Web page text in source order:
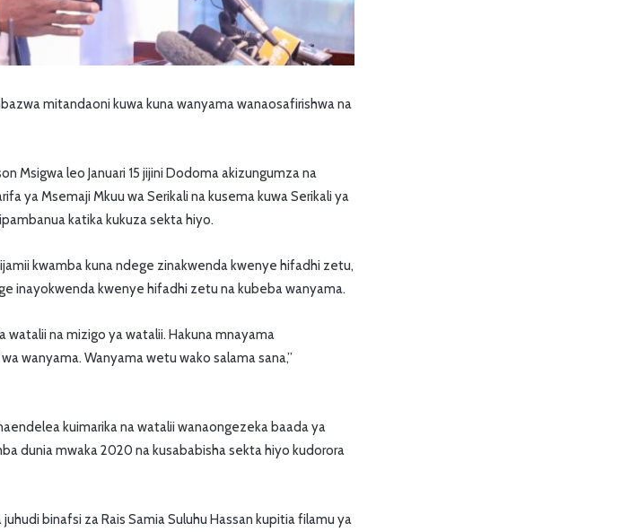
mitandaoni kuwa kuna wanyama wanaosafirishwa na
Msigwa leo Januari 15 jijini Dodoma akizungumza na
ya Msemaji Mkuu wa Serikali na kusema kuwa Serikali ya
katika kukuza sekta hiyo.
kwamba kuna ndege zinakwenda kwenye hifadhi zetu,
inayokwenda kwenye hifadhi zetu na kubeba wanyama.
na mizigo ya watalii. Hakuna mnayama
wanyama. Wanyama wetu wako salama sana,”
kuimarika na watalii wanaongezeka baada ya
dunia mwaka 2020 na kusababisha sekta hiyo kudorora
binafsi za Rais Samia Suluhu Hassan kupitia filamu ya